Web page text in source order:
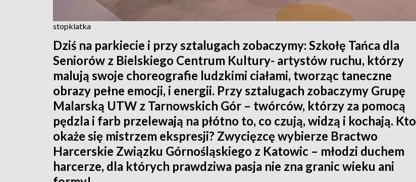
stopklatka
Dziś na parkiecie i przy sztalugach zobaczymy: Szkołę Tańca dla
Seniorów z Bielskiego Centrum Kultury- artystów ruchu, którzy
malują swoje choreografie ludzkimi ciałami, tworząc taneczne
obrazy pełne emocji, i energii. Przy sztalugach zobaczymy Grupę
Malarską UTW z Tarnowskich Gór – twórców, którzy za pomocą
pędzla i farb przelewają na płótno to, co czują, widzą i kochają. Kto
okaże się mistrzem ekspresji? Zwycięzcę wybierze Bractwo
Harcerskie Związku Górnośląskiego z Katowic – młodzi duchem
harcerze, dla których prawdziwa pasja nie zna granic wieku ani